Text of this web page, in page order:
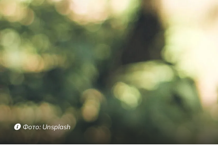
Фото: Unsplash